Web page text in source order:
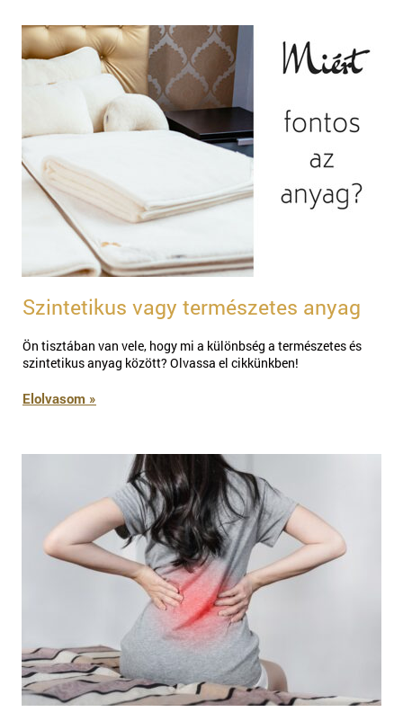
Szintetikus vagy természetes anyag
Ön tisztában van vele, hogy mi a különbség a természetes és
szintetikus anyag között? Olvassa el cikkünkben!
Elolvasom »